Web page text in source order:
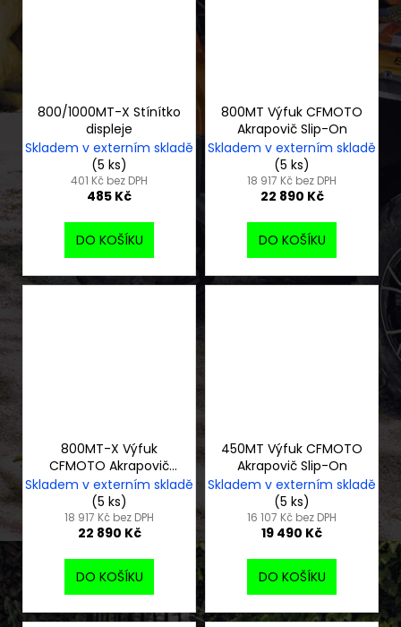
800/1000MT-X Stínítko
displeje
Skladem v externím skladě
(5 ks)
401 Kč bez DPH
485 Kč
DO KOŠÍKU
800MT Výfuk CFMOTO
Akrapovič Slip-On
Skladem v externím skladě
(5 ks)
18 917 Kč bez DPH
22 890 Kč
DO KOŠÍKU
800MT-X Výfuk
CFMOTO Akrapovič
Slip-On
Skladem v externím skladě
(5 ks)
18 917 Kč bez DPH
22 890 Kč
DO KOŠÍKU
450MT Výfuk CFMOTO
Akrapovič Slip-On
Skladem v externím skladě
(5 ks)
16 107 Kč bez DPH
19 490 Kč
DO KOŠÍKU